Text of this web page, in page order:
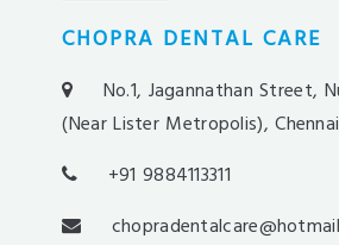
betovis
süratbet
milosbet
benimbahis
turboslot
CHOPRA DENTAL CARE
No.1, Jagannathan Street,
(Near Lister Metropolis),
+91 9884113311